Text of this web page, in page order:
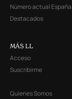
Número actual España
Destacados
MÁS LL
Acceso
Suscribirme
Quienes Somos